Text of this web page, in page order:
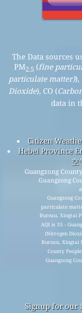
The Data sources
PM2.5 (fine
particulate matter)),
Dioxide), CO (
data in
Citizen
Hebei Province
空
Guangzong
Guangzong
Guangzong
particulate
Bureau, Xingtai
AQI is 35 -
(Nitrogen
Bureau, Xingtai
County
Guangzong
Signup for our